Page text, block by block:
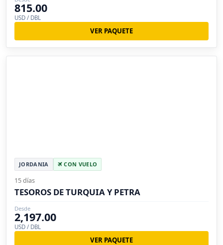
815.00
USD / DBL
VER PAQUETE
JORDANIA CON VUELO
15 días
TESOROS DE TURQUIA Y PETRA
Desde
2,197.00
USD / DBL
VER PAQUETE